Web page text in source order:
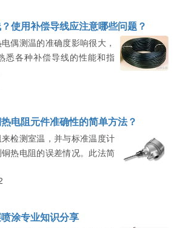
使用补偿导线应注意哪些问题？
偶测温的准确度影响很大，
悉各种补偿导线的性能和指
电阻元件准确性的简单方法？
检测室温，并与标准温度计
热电阻的误差情况。此法简
涂专业知识分享